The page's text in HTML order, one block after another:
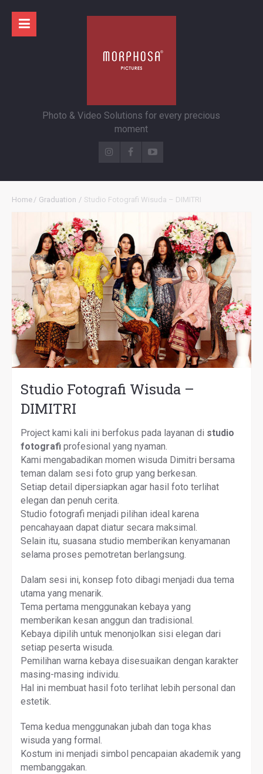
Photo & Video Solutions for every precious
moment
Home / Graduation / Studio Fotografi Wisuda – DIMITRI
Studio Fotografi Wisuda –
DIMITRI
Project kami kali ini berfokus pada layanan di studio
fotografi profesional yang nyaman.
Kami mengabadikan momen wisuda Dimitri bersama
teman dalam sesi foto grup yang berkesan.
Setiap detail dipersiapkan agar hasil foto terlihat
elegan dan penuh cerita.
Studio fotografi menjadi pilihan ideal karena
pencahayaan dapat diatur secara maksimal.
Selain itu, suasana studio memberikan kenyamanan
selama proses pemotretan berlangsung.
Dalam sesi ini, konsep foto dibagi menjadi dua tema
utama yang menarik.
Tema pertama menggunakan kebaya yang
memberikan kesan anggun dan tradisional.
Kebaya dipilih untuk menonjolkan sisi elegan dari
setiap peserta wisuda.
Pemilihan warna kebaya disesuaikan dengan karakter
masing-masing individu.
Hal ini membuat hasil foto terlihat lebih personal dan
estetik.
Tema kedua menggunakan jubah dan toga khas
wisuda yang formal.
Kostum ini menjadi simbol pencapaian akademik yang
membanggakan.